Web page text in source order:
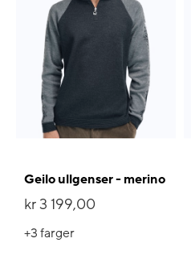
Geilo ullgenser - merino
kr 3 199,00
+3farger